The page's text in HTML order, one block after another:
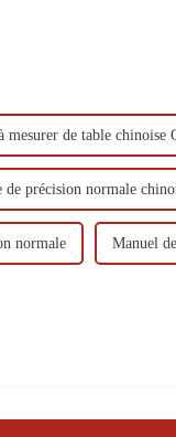
mesurer de table chinoise
de précision normale
normale Manuel